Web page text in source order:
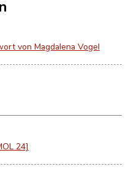
von Magdalena Vogel
24]